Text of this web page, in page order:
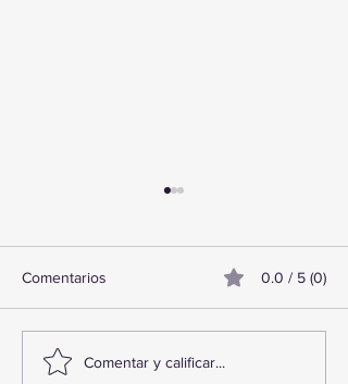
TourTravelynByFraveo
Comentarios 0.0 / 5 (0)
Comentar y calificar...